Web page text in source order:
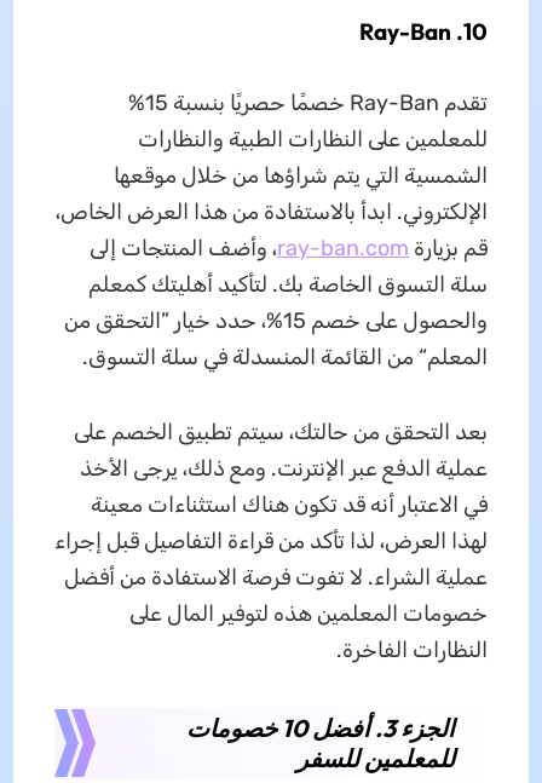
10. Ray-Ban
تقدم Ray-Ban خصمًا حصريًا بنسبة 15%
للمعلمين على النظارات الطبية والنظارات
الشمسية التي يتم شراؤها من خلال موقعها
الإلكتروني. ابدأ بالاستفادة من هذا العرض الخاص،
قم بزيارة ray-ban.com، وأضف المنتجات إلى
سلة التسوق الخاصة بك. لتأكيد أهليتك كمعلم
والحصول على خصم 15%، حدد خيار ”التحقق من
المعلم“ من القائمة المنسدلة في سلة التسوق.
بعد التحقق من حالتك، سيتم تطبيق الخصم على
عملية الدفع عبر الإنترنت. ومع ذلك، يرجى الأخذ
في الاعتبار أنه قد تكون هناك استثناءات معينة
لهذا العرض، لذا تأكد من قراءة التفاصيل قبل إجراء
عملية الشراء. لا تفوت فرصة الاستفادة من أفضل
خصومات المعلمين هذه لتوفير المال على
النظارات الفاخرة.
الجزء 3. أفضل 10 خصومات
للمعلمين للسفر